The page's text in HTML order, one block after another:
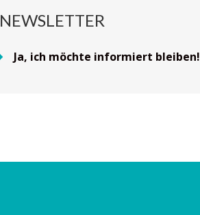
NEWSLETTER
Ja, ich möchte informiert bleiben!